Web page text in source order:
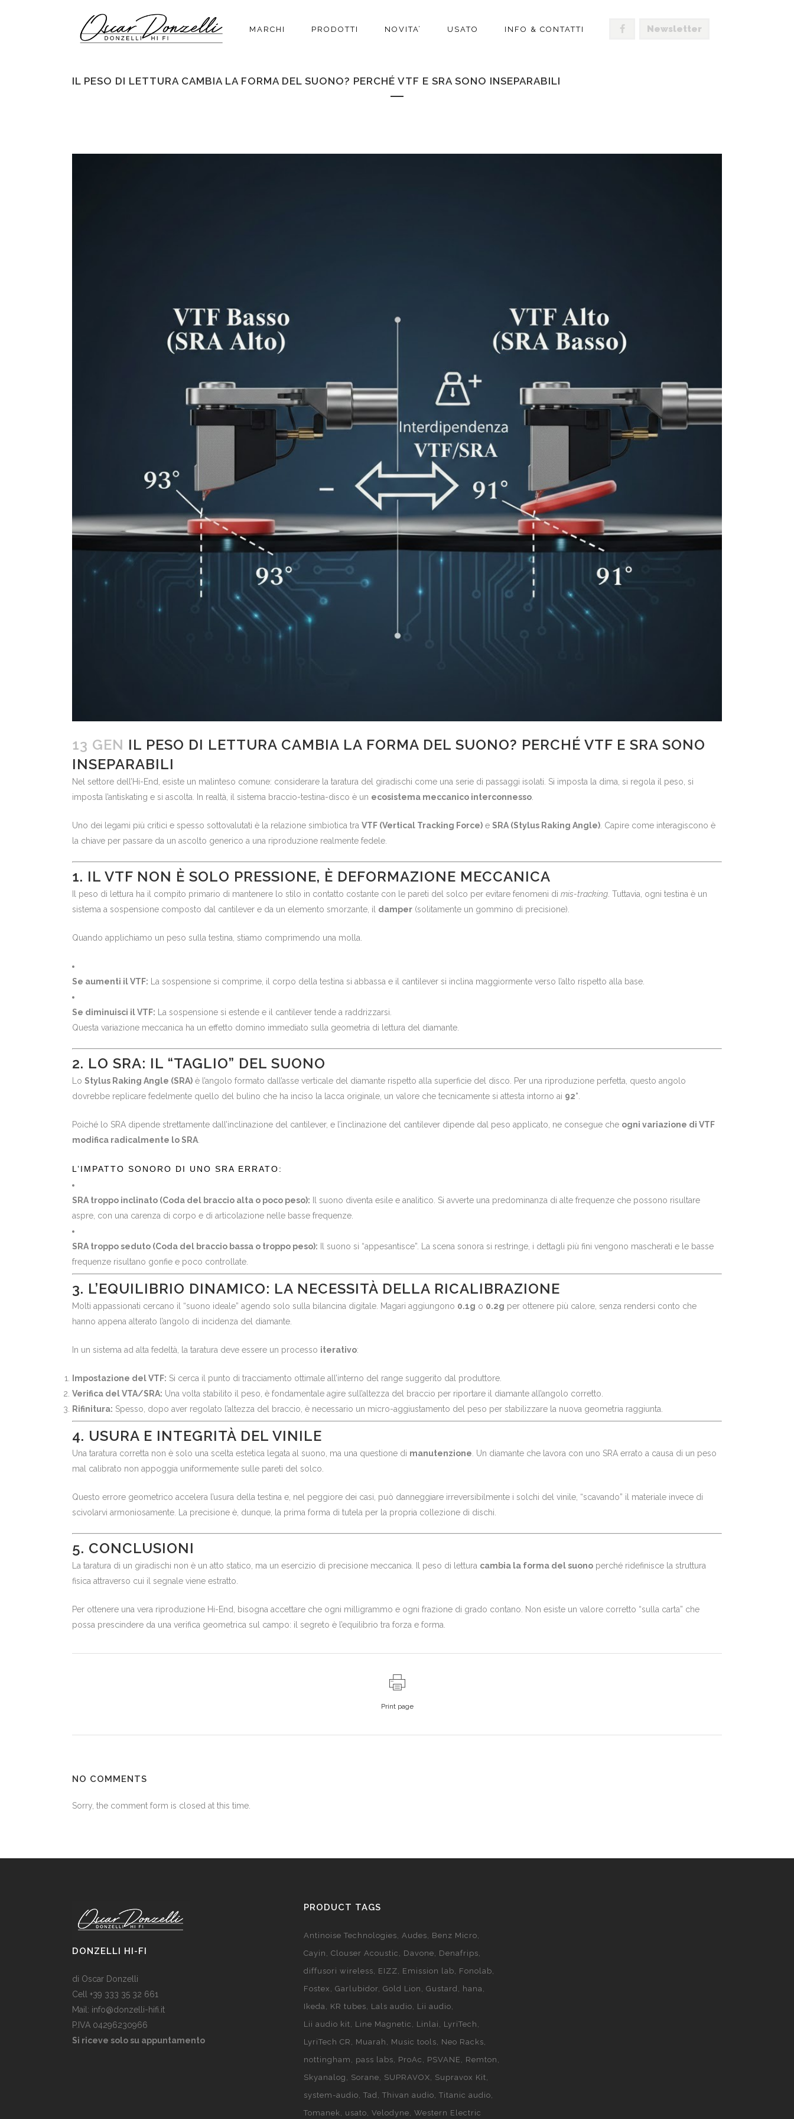
Newsletter
MARCHI PRODOTTI NOVITA’ USATO INFO & CONTATTI
IL PESO DI LETTURA CAMBIA LA FORMA DEL SUONO? PERCHÉ VTF E SRA SONO INSEPARABILI
13 GEN IL PESO DI LETTURA CAMBIA LA FORMA DEL SUONO? PERCHÉ VTF E SRA SONO
INSEPARABILI
Nel settore dell’Hi-End, esiste un malinteso comune: considerare la taratura del giradischi come una serie di passaggi isolati. Si imposta la dima, si regola il peso, si
imposta l’antiskating e si ascolta. In realtà, il sistema braccio-testina-disco è un ecosistema meccanico interconnesso
Uno dei legami più critici e spesso sottovalutati è la relazione simbiotica tra VTF (Vertical Tracking Force) e SRA (Stylus Raking Angle) . Capire come interagiscono è
la chiave per passare da un ascolto generico a una riproduzione realmente fedele.
1. IL VTF NON È SOLO PRESSIONE, È DEFORMAZIONE MECCANICA
Il peso di lettura ha il compito primario di mantenere lo stilo in contatto costante con le pareti del solco per evitare fenomeni di mis-tracking . Tuttavia, ogni testina è un
sistema a sospensione composto dal cantilever e da un elemento smorzante, il damper (solitamente un gommino di precisione).
Quando applichiamo un peso sulla testina, stiamo comprimendo una molla.
Se aumenti il VTF: La sospensione si comprime, il corpo della testina si abbassa e il cantilever si inclina maggiormente verso l’alto rispetto alla base.
Se diminuisci il VTF: La sospensione si estende e il cantilever tende a raddrizzarsi.
Questa variazione meccanica ha un effetto domino immediato sulla geometria di lettura del diamante.
2. LO SRA: IL “TAGLIO” DEL SUONO
Lo Stylus Raking Angle (SRA) è l’angolo formato dall’asse verticale del diamante rispetto alla superficie del disco. Per una riproduzione perfetta, questo angolo
dovrebbe replicare fedelmente quello del bulino che ha inciso la lacca originale, un valore che tecnicamente si attesta intorno ai 92°
Poiché lo SRA dipende strettamente dall’inclinazione del cantilever, e l’inclinazione del cantilever dipende dal peso applicato, ne consegue che ogni variazione di VTF
modifica radicalmente lo SRA
L’IMPATTO SONORO DI UNO SRA ERRATO:
SRA troppo inclinato (Coda del braccio alta o poco peso): Il suono diventa esile e analitico. Si avverte una predominanza di alte frequenze che possono risultare
aspre, con una carenza di corpo e di articolazione nelle basse frequenze.
SRA troppo seduto (Coda del braccio bassa o troppo peso): Il suono si “appesantisce”. La scena sonora si restringe, i dettagli più fini vengono mascherati e le basse
frequenze risultano gonfie e poco controllate.
3. L’EQUILIBRIO DINAMICO: LA NECESSITÀ DELLA RICALIBRAZIONE
Molti appassionati cercano il “suono ideale” agendo solo sulla bilancina digitale. Magari aggiungono 0.1g o 0.2g per ottenere più calore, senza rendersi conto che
hanno appena alterato l’angolo di incidenza del diamante.
In un sistema ad alta fedeltà, la taratura deve essere un processo iterativo:
Impostazione del VTF: Si cerca il punto di tracciamento ottimale all’interno del range suggerito dal produttore.
Verifica del VTA/SRA: Una volta stabilito il peso, è fondamentale agire sull’altezza del braccio per riportare il diamante all’angolo corretto.
Rifinitura: Spesso, dopo aver regolato l’altezza del braccio, è necessario un micro-aggiustamento del peso per stabilizzare la nuova geometria raggiunta.
4. USURA E INTEGRITÀ DEL VINILE
Una taratura corretta non è solo una scelta estetica legata al suono, ma una questione di manutenzione . Un diamante che lavora con uno SRA errato a causa di un peso
mal calibrato non appoggia uniformemente sulle pareti del solco.
Questo errore geometrico accelera l’usura della testina e, nel peggiore dei casi, può danneggiare irreversibilmente i solchi del vinile, “scavando” il materiale invece di
scivolarvi armoniosamente. La precisione è, dunque, la prima forma di tutela per la propria collezione di dischi.
5. CONCLUSIONI
La taratura di un giradischi non è un atto statico, ma un esercizio di precisione meccanica. Il peso di lettura cambia la forma del suono perché ridefinisce la struttura
fisica attraverso cui il segnale viene estratto.
Per ottenere una vera riproduzione Hi-End, bisogna accettare che ogni milligrammo e ogni frazione di grado contano. Non esiste un valore corretto “sulla carta” che
possa prescindere da una verifica geometrica sul campo: il segreto è l’equilibrio tra forza e forma.
Print page
NO COMMENTS
Sorry, the comment form is closed at this time.
DONZELLI HI-FI
di Oscar Donzelli
Cell +39 333 35 32 661
Mail: info@donzelli-hifi.it
P.IVA 04296230966
Si riceve solo su appuntamento
PRODUCT TAGS
Antinoise Technologies Audes
Benz Micro
Cayin
Clouser Acoustic Davone
Denafrips
diffusori wireless
EIZZ Emission lab
Fonolab
Fostex
Garlubidor Gold Lion Gustard
hana
Ikeda
KR tubes Lals audio
Lii audio
Lii audio kit
Line Magnetic Linlai
LyriTech
LyriTech CR
Muarah Music tools
Neo Racks
nottingham
pass labs ProAc PSVANE
Remton
Skyanalog
Sorane SUPRAVOX
Supravox Kit
system-audio Tad Thivan audio Titanic audio
Tomanek
usato Velodyne Western Electric